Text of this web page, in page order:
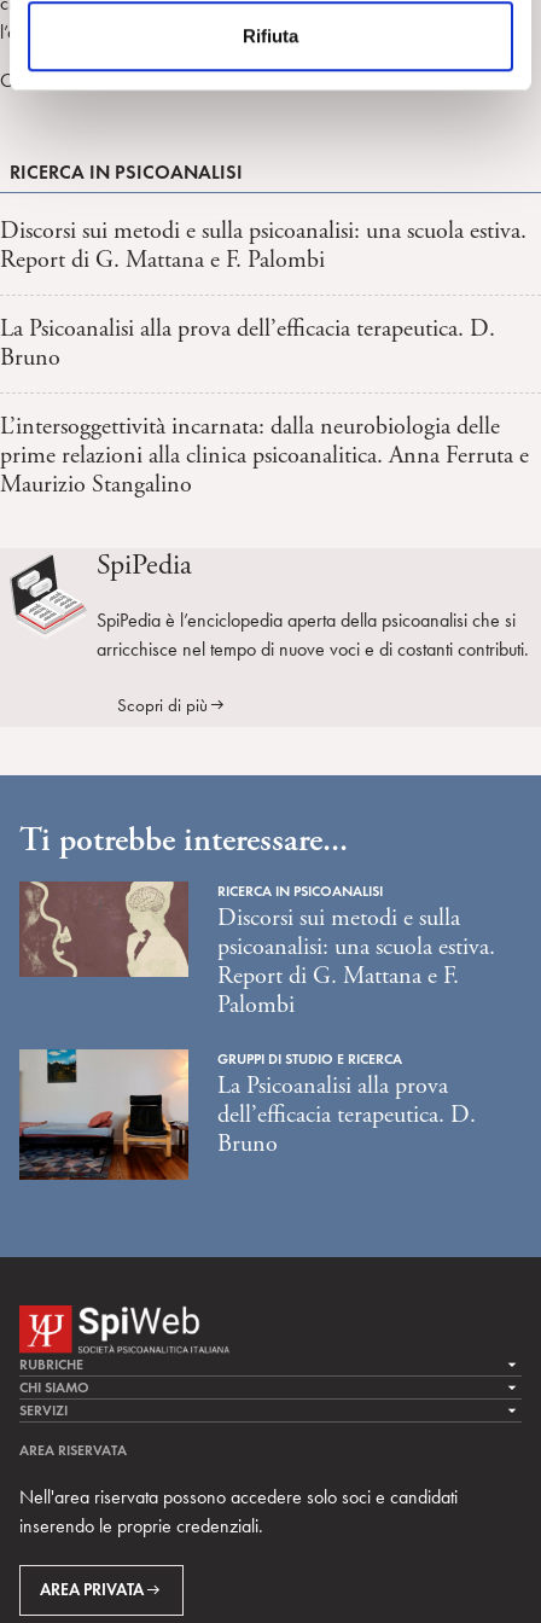
s
o
Rifiuta
l’adolescente stesso a valersi.
Ottobre 2013
RICERCA IN PSICOANALISI
Discorsi sui metodi e sulla psicoanalisi: una scuola estiva.
Report di G. Mattana e F. Palombi
La Psicoanalisi alla prova dell’efficacia terapeutica. D.
Bruno
L’intersoggettività incarnata: dalla neurobiologia delle
prime relazioni alla clinica psicoanalitica. Anna Ferruta e
Maurizio Stangalino
SpiPedia
SpiPedia è l’enciclopedia aperta della psicoanalisi che si
arricchisce nel tempo di nuove voci e di costanti contributi.
Scopri di più
Ti potrebbe interessare...
RICERCA IN PSICOANALISI
Discorsi sui metodi e sulla
psicoanalisi: una scuola estiva.
Report di G. Mattana e F.
Palombi
GRUPPI DI STUDIO E RICERCA
La Psicoanalisi alla prova
dell’efficacia terapeutica. D.
Bruno
RUBRICHE
LA CURA
LA RICERCA
MULTIMEDIA
CHI SIAMO
LA SPI
TEAM DI SPIWEB
CONTATTI
RIVISTE
SERVIZI
ARCHIVIO STORICO
AREA RISERVATA
Nell'area riservata possono accedere solo soci e candidati
inserendo le proprie credenziali.
AREA PRIVATA